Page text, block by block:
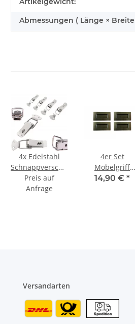
Abmessungen ( Länge × Breite
4x Edelstahl
Schnappverschluss
abschließbar 4
Größen
Preis auf
Anfrage
4er Set
Möbelgriff
Edelstahl 10 cm
14,90 € *
Versandarten